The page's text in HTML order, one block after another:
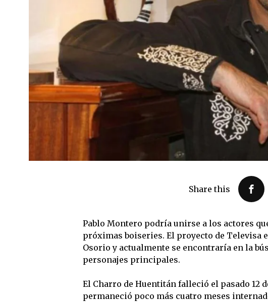
Share this
Pablo Montero podría unirse a los actores
próximas boiseries. El proyecto de Televisa
Osorio y actualmente se encontraría en la
personajes principales.
El Charro de Huentitán falleció el pasado 12
permaneció poco más cuatro meses